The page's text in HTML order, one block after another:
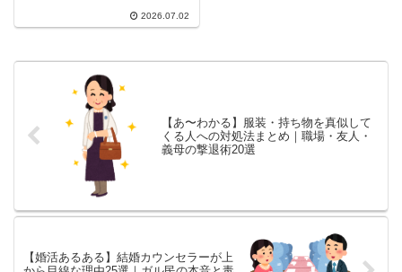
から、医師の心無い一言、看護師
た体験も含め、対処法のヒントを
まとめました。
2026.07.02
【あ〜わかる】服装・持ち物を真似して
くる人への対処法まとめ｜職場・友人・
義母の撃退術20選
【婚活あるある】結婚カウンセラーが上